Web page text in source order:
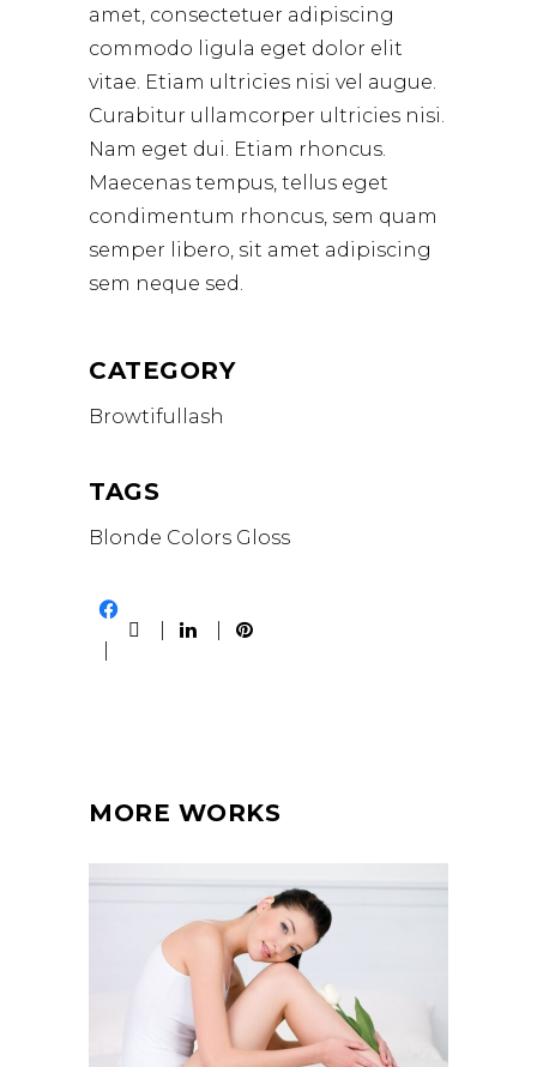
amet, consectetuer adipiscing
commodo ligula eget dolor elit
vitae. Etiam ultricies nisi vel augue.
Curabitur ullamcorper ultricies nisi.
Nam eget dui. Etiam rhoncus.
Maecenas tempus, tellus eget
condimentum rhoncus, sem quam
semper libero, sit amet adipiscing
sem neque sed.
CATEGORY
Browtifullash
TAGS
Blonde Colors Gloss
MORE WORKS